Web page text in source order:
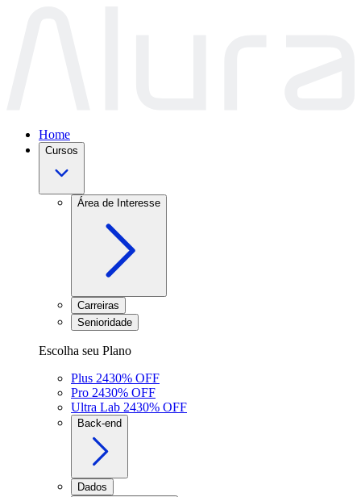
Home
Cursos
Área de Interesse
Carreiras
Senioridade
Escolha seu Plano
Plus 2430% OFF
Pro 2430% OFF
Ultra Lab 2430% OFF
Back-end
Dados